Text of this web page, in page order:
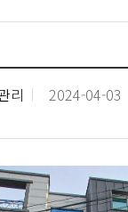
리 2024-04-03